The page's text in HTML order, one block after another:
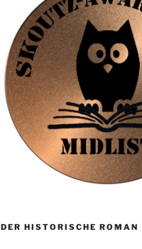
DER HISTORISCHE ROMAN